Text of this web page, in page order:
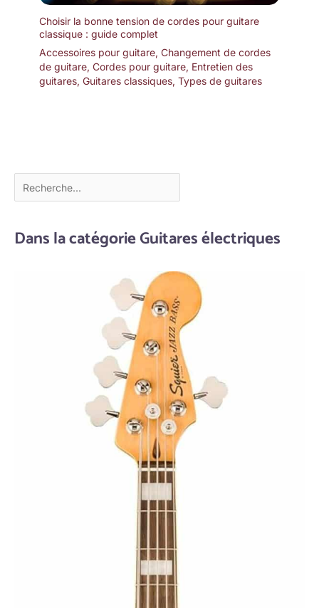
Choisir la bonne tension de cordes pour guitare
classique : guide complet
Accessoires pour guitare, Changement de cordes
de guitare, Cordes pour guitare, Entretien des
guitares, Guitares classiques, Types de guitares
Dans la catégorie Guitares électriques